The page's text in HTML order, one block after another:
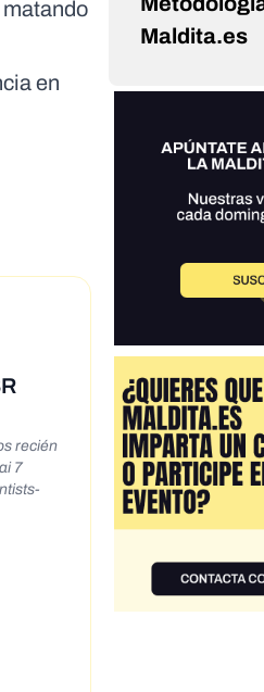
en
recién
7
Maldita.es